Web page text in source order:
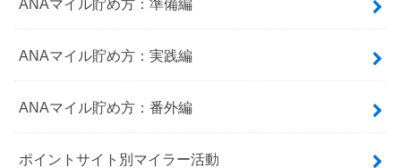
ANAマイル貯め方：準備編
ANAマイル貯め方：実践編
ANAマイル貯め方：番外編
ポイントサイト別マイラー活動